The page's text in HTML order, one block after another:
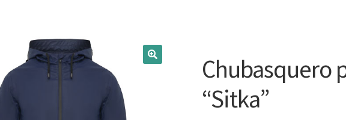
Chubasquero
“Sitka”